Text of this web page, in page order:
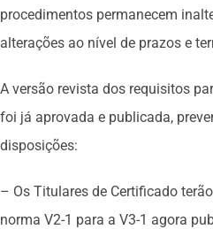
procedimentos permanecem
alterações ao nível de prazos e
A versão revista dos requisitos
foi já aprovada e publicada,
disposições:
– Os Titulares de Certificado
norma V2-1 para a V3-1 agora